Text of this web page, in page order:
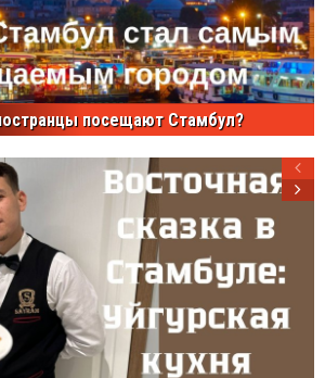
посещают Стамбул?